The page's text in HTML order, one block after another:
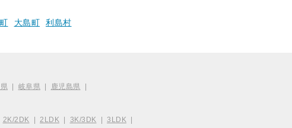
大島町 利島村
岐阜県 鹿児島県
2K/2DK 2LDK 3K/3DK 3LDK